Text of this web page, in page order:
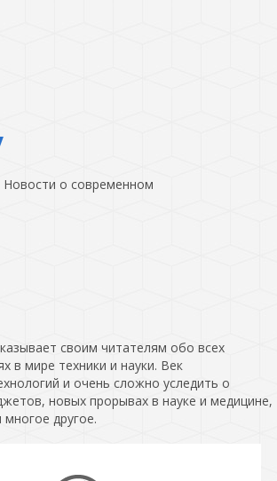
Новости о современном
своим читателям обо всех
в мире техники и науки. Век
и очень сложно уследить о
новых прорывах в науке и медицине,
другое.